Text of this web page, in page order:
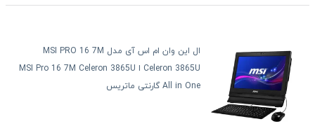
ال این وان ام اس آی مدل MSI PRO 16 7M
Celeron 3865U ا MSI Pro 16 7M Celeron 3865U
All in One گارنتی ماتریس